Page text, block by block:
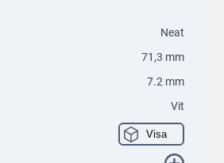
Neat
71,3 mm
7.2 mm
Vit
Visa